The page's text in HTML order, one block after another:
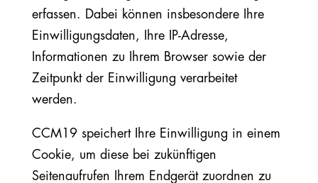
erfassen. Dabei können insbesondere Ihre
Einwilligungsdaten, Ihre IP-Adresse,
Informationen zu Ihrem Browser sowie der
Zeitpunkt der Einwilligung verarbeitet
werden.
CCM19 speichert Ihre Einwilligung in einem
Cookie, um diese bei zukünftigen
Seitenaufrufen Ihrem Endgerät zuordnen zu